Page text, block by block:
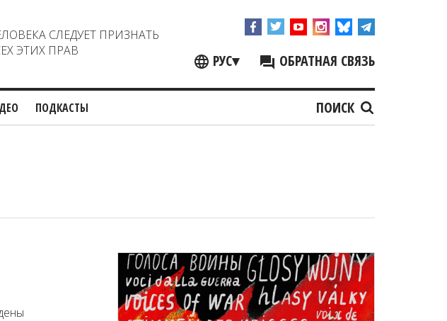
СЛЕДУЕТ ПРИЗНАТЬ
ЭТИХ ПРАВ
РУС▾ ОБРАТНАЯ СВЯЗЬ
ПОДКАСТЫ ПОИСК